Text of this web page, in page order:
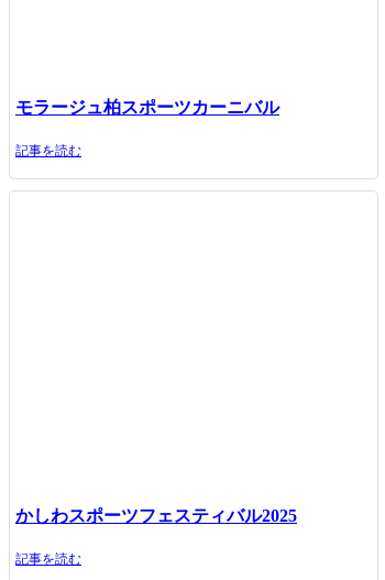
モラージュ柏スポーツカーニバル
記事を読む
かしわスポーツフェスティバル2025
記事を読む